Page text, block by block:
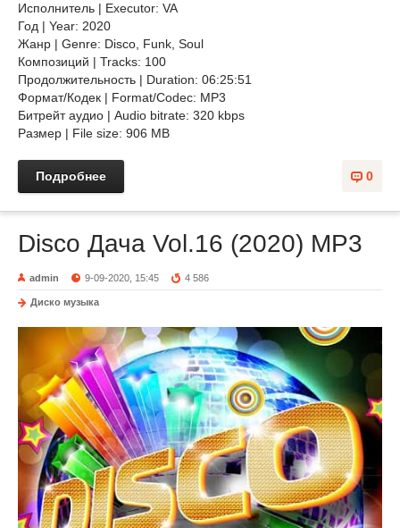
Исполнитель | Executor: VA
Год | Year: 2020
Жанр | Genre: Disco, Funk, Soul
Композиций | Tracks: 100
Продолжительность | Duration: 06:25:51
Формат/Кодек | Format/Codec: MP3
Битрейт аудио | Audio bitrate: 320 kbps
Размер | File size: 906 MB
0
Подробнее
Disco Дача Vol.16 (2020) MP3
admin 9-09-2020, 15:45 4 586
Диско музыка